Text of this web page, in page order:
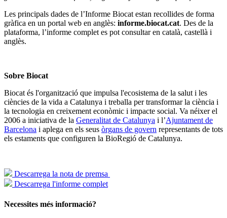
Les principals dades de l’Informe Biocat estan recollides de forma
gràfica en un portal web en anglès: informe.biocat.cat. Des de la
plataforma, l’informe complet es pot consultar en català, castellà i
anglès.
Sobre Biocat
Biocat és l'organització que impulsa l'ecosistema de la salut i les
ciències de la vida a Catalunya i treballa per transformar la ciència i
la tecnologia en creixement econòmic i impacte social. Va néixer el
2006 a iniciativa de la Generalitat de Catalunya i l’Ajuntament de
Barcelona i aplega en els seus òrgans de govern representants de tots
els estaments que configuren la BioRegió de Catalunya.
Descarrega la nota de premsa
Descarrega l'informe complet
Necessites més informació?